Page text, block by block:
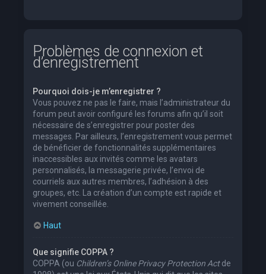
Problèmes de connexion et
d’enregistrement
Pourquoi dois-je m’enregistrer ?
Vous pouvez ne pas le faire, mais l’administrateur du
forum peut avoir configuré les forums afin qu’il soit
nécessaire de s’enregistrer pour poster des
messages. Par ailleurs, l’enregistrement vous permet
de bénéficier de fonctionnalités supplémentaires
inaccessibles aux invités comme les avatars
personnalisés, la messagerie privée, l’envoi de
courriels aux autres membres, l’adhésion à des
groupes, etc. La création d’un compte est rapide et
vivement conseillée.
Haut
Que signifie COPPA ?
COPPA (ou Children’s Online Privacy Protection Actde